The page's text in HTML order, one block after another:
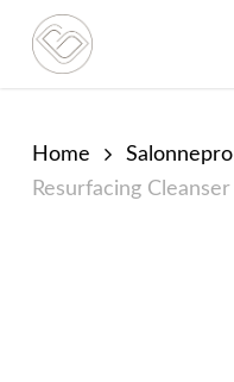
Home Salonnepro
Resurfacing Cleanser